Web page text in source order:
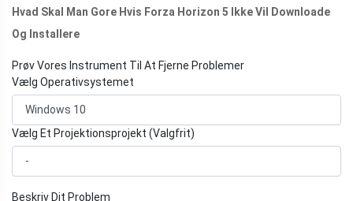
Hvad Skal Man Gore Hvis Forza Horizon 5 Ikke Vil Downloade
Og Installere
Prøv Vores Instrument Til At Fjerne Problemer
Vælg Operativsystemet
Vælg Et Projektionsprojekt (Valgfrit)
Beskriv Dit Problem